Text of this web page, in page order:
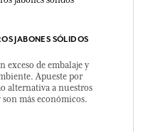
JABONES SÓLIDOS
exceso de embalaje y
Apueste por
alternativa a nuestros
más económicos.